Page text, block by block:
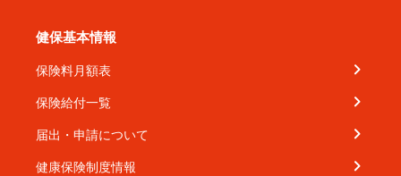
健保基本情報
保険料月額表
保険給付一覧
届出・申請について
健康保険制度情報